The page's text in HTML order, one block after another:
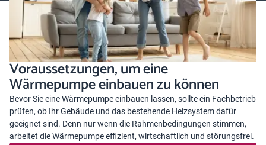
Voraussetzungen, um eine
Wärmepumpe einbauen zu können
Bevor Sie eineWärmepumpeeinbauen lassen, sollte ein Fachbetrieb
prüfen, ob Ihr Gebäude und das bestehende Heizsystem dafür
geeignet sind. Denn nur wenn die Rahmenbedingungen stimmen,
arbeitet die Wärmepumpe effizient, wirtschaftlich und störungsfrei.